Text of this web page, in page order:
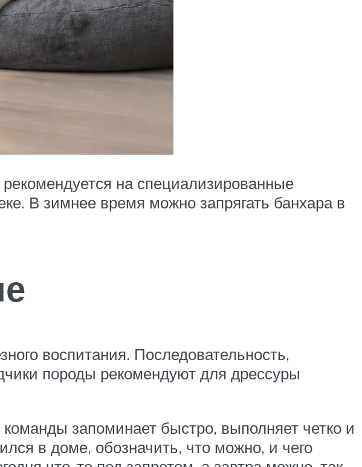
на специализированные
В зимнее время можно запрягать банхара в
воспитания. Последовательность,
породы рекомендуют для дрессуры
запоминает быстро, выполняет четко и
в доме, обозначить, что можно, и чего